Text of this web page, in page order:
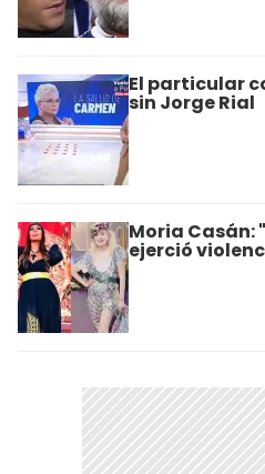
El particular
sin Jorge Rial
Moria Casán:
ejerció